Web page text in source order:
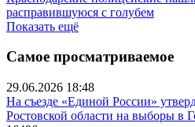
расправившуюся с голубем
Показать ещё
Самое просматриваемое
29.06.2026 18:48
На съезде «Единой России»
Ростовской области на выборы в